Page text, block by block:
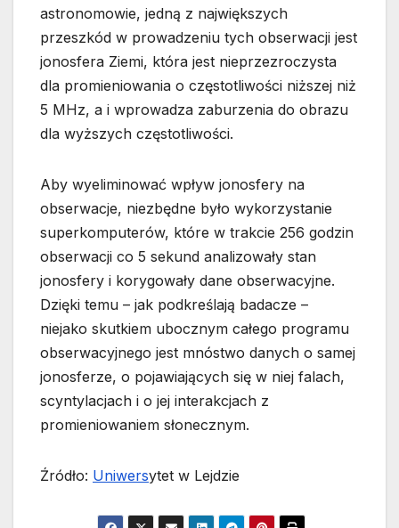
astronomowie, jedną z największych
przeszkód w prowadzeniu tych obserwacji jest
jonosfera Ziemi, która jest nieprzezroczysta
dla promieniowania o częstotliwości niższej niż
5 MHz, a i wprowadza zaburzenia do obrazu
dla wyższych częstotliwości.
Aby wyeliminować wpływ jonosfery na
obserwacje, niezbędne było wykorzystanie
superkomputerów, które w trakcie 256 godzin
obserwacji co 5 sekund analizowały stan
jonosfery i korygowały dane obserwacyjne.
Dzięki temu – jak podkreślają badacze –
niejako skutkiem ubocznym całego programu
obserwacyjnego jest mnóstwo danych o samej
jonosferze, o pojawiających się w niej falach,
scyntylacjach i o jej interakcjach z
promieniowaniem słonecznym.
Źródło: Uniwersytet w Lejdzie